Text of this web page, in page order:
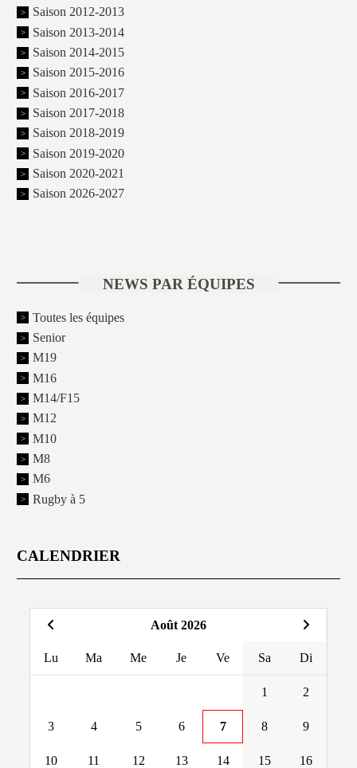
Saison 2012-2013
Saison 2013-2014
Saison 2014-2015
Saison 2015-2016
Saison 2016-2017
Saison 2017-2018
Saison 2018-2019
Saison 2019-2020
Saison 2020-2021
Saison 2026-2027
NEWS PAR ÉQUIPES
Toutes les équipes
Senior
M19
M16
M14/F15
M12
M10
M8
M6
Rugby à 5
CALENDRIER
Août 2026
Lu Ma Me Je Ve Sa Di
1 2
3 4 5 6 7 8 9
10 11 12 13 14 15 16